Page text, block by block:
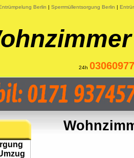
Berlin | Sperrmüllentsorgung Berlin |
24h